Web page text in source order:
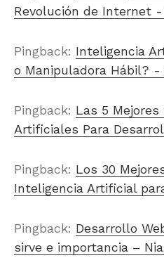
Revolución de Internet
Pingback: Inteligencia
o Manipuladora Hábil? -
Pingback: Las 5
Artificiales Para
Pingback: Los 30
Inteligencia Artificial
Pingback: Desarrollo
sirve e importancia –